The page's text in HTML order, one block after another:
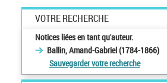
VOTRE RECHERCHE
Notices liées en tant qu'auteur.
Ballin, Amand-Gabriel (1784-1866)
Sauvegarder votre recherche